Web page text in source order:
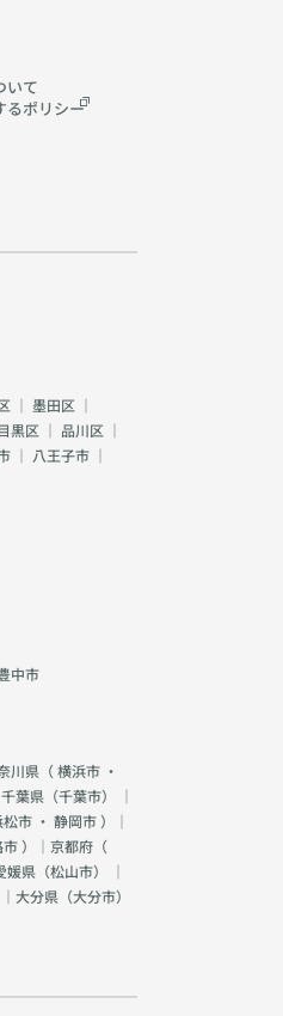
いて
るポリシー
｜ 墨田区 ｜
黒区 ｜ 品川区 ｜
｜ 八王子市 ｜
中市
川県（横浜市 ・
葉県（千葉市） ｜
松市 ・ 静岡市）｜
市）｜京都府（
媛県（松山市） ｜
大分県（大分市）